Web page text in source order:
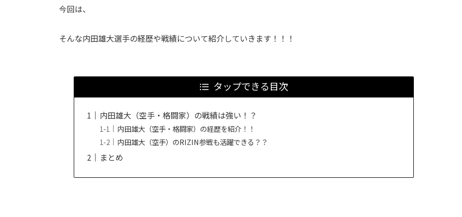
今回は、
そんな内田雄大選手の経歴や戦績について紹介していきます！！！
タップできる目次
内田雄大（空手・格闘家）の戦績は強い！？
内田雄大（空手・格闘家）の経歴を紹介！！
内田雄大（空手）のRIZIN参戦も活躍できる？？
まとめ